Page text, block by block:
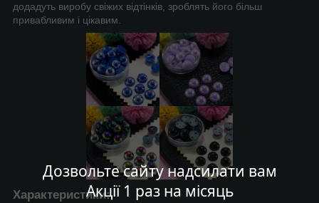
Дозвольте сайту надсилати вам
Акції 1 раз на місяць
додадуть виробу свіжих відтінків, зроблять його більш
привабливим і цікавим.
Характеристики: